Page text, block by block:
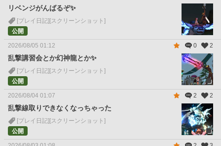
リベンジがんばるぞ✨
[プレイ日記] [スクリーンショット]
公開
2026/08/05 01:12 0 2
乱撃講習会とか幻神龍とか✨
[プレイ日記] [スクリーンショット]
公開
2026/08/04 01:07 2 2
乱撃線取りできなくなっちゃった
[プレイ日記] [スクリーンショット]
公開